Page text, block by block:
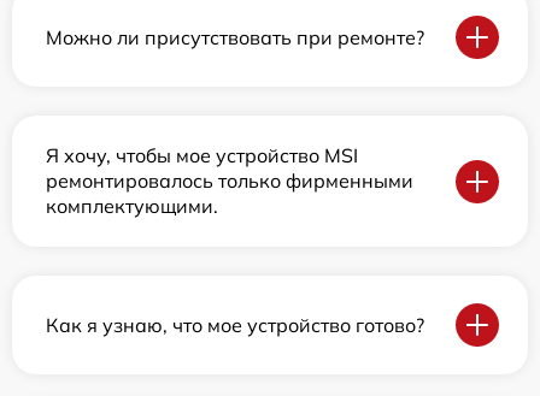
Можно ли присутствовать при ремонте?
Я хочу, чтобы мое устройство MSI
ремонтировалось только фирменными
комплектующими.
Как я узнаю, что мое устройство готово?